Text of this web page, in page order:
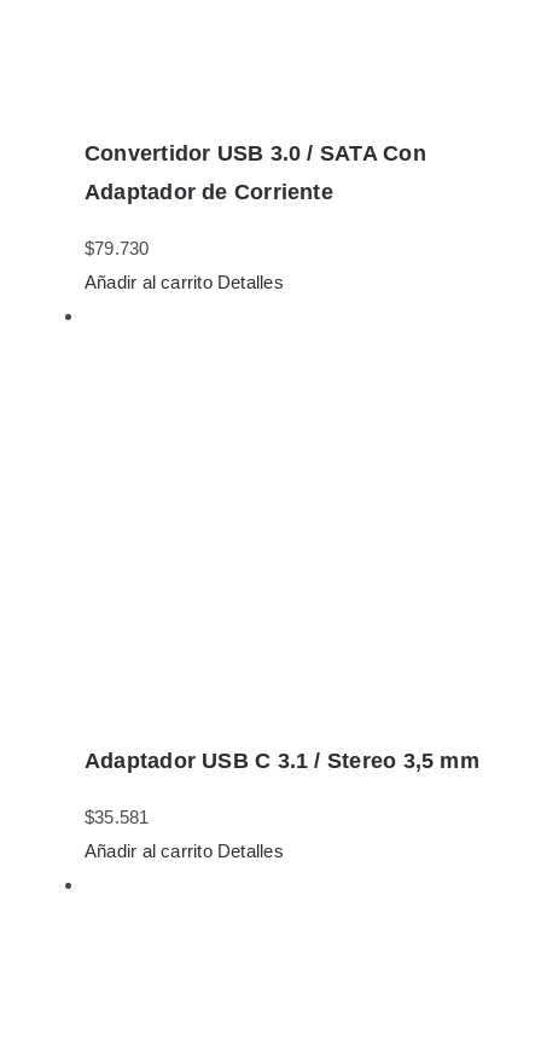
Convertidor USB 3.0 / SATA Con
Adaptador de Corriente
$79.730
Añadir al carrito Detalles
Adaptador USB C 3.1 / Stereo 3,5 mm
$35.581
Añadir al carrito Detalles